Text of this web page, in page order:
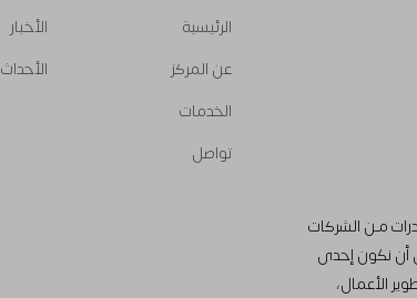
مـن الشركات
أن نكون إحدى
الأعمال،
الرئيسية
عن المركز
الخدمات
تواصل
الأخبار
الأحداث